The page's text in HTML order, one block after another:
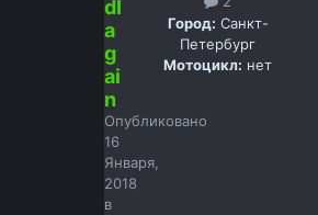
dI
a
g
ai
n
Опубликовано
16
Января,
2018
в
Город: Санкт-
Петербург
Мотоцикл: нет